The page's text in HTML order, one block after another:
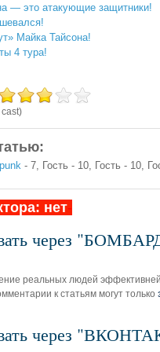
— это атакующие защитники!
Майка Тайсона!
4 тура!
- 7, Гость - 10, Гость - 10,
нет-
через
реальных людей
к статьям могут только
через